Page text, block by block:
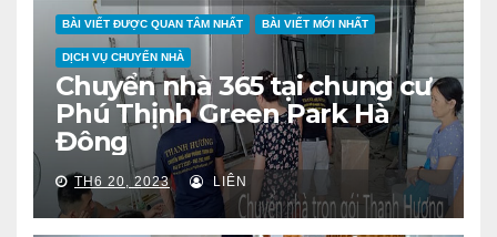
BÀI VIẾT ĐƯỢC QUAN TÂM NHẤT BÀI VIẾT MỚI NHẤT
DỊCH VỤ CHUYỂN NHÀ
Chuyển nhà 365 tại chung cư
Phú Thịnh Green Park Hà
Đông
TH6 20, 2023 LIÊN